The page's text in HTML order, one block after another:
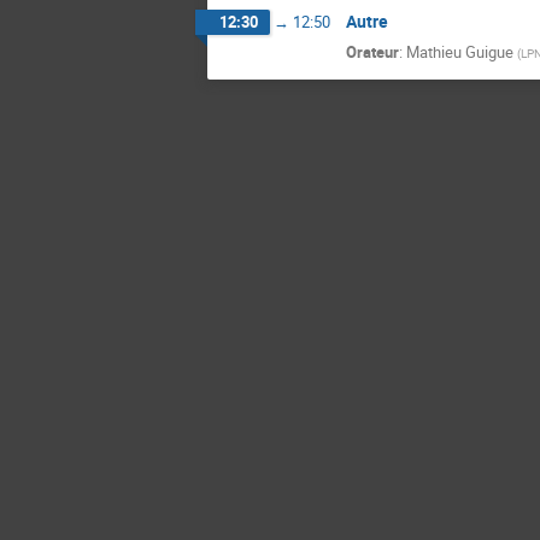
12:30 → 12:50 Autre
Orateur: Mathieu Guigue (